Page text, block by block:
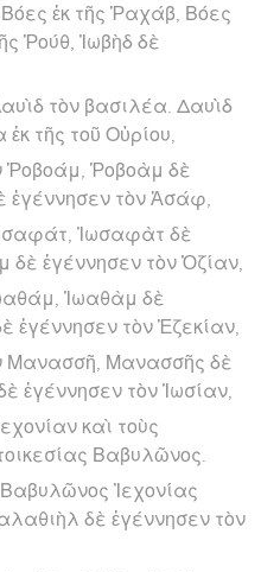
ἐκ τῆς Ῥαχάβ, Βόες
Ῥούθ, Ἰωβὴδ δὲ
τὸν βασιλέα. Δαυὶδ
τῆς τοῦ Οὐρίου,
Ῥοβοάμ, Ῥοβοὰμ δὲ
ἐγέννησεν τὸν Ἀσάφ,
Ἰωσαφὰτ δὲ
δὲ ἐγέννησεν τὸν Ὀζίαν,
Ἰωαθὰμ δὲ
ἐγέννησεν τὸν Ἑζεκίαν,
Μανασσῆ, Μανασσῆς δὲ
ἐγέννησεν τὸν Ἰωσίαν,
καὶ τοὺς
Βαβυλῶνος.
Ἰεχονίας
δὲ ἐγέννησεν τὸν